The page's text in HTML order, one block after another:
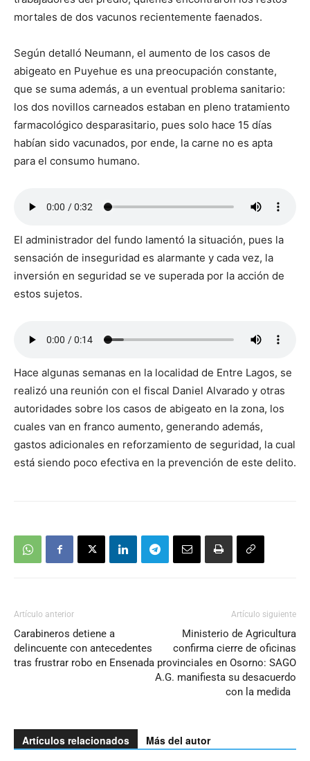
mortales de dos vacunos recientemente faenados.
Según detalló Neumann, el aumento de los casos de
abigeato en Puyehue es una preocupación constante,
que se suma además, a un eventual problema sanitario:
los dos novillos carneados estaban en pleno tratamiento
farmacológico desparasitario, pues solo hace 15 días
habían sido vacunados, por ende, la carne no es apta
para el consumo humano.
El administrador del fundo lamentó la situación, pues la
sensación de inseguridad es alarmante y cada vez, la
inversión en seguridad se ve superada por la acción de
estos sujetos.
Hace algunas semanas en la localidad de Entre Lagos, se
realizó una reunión con el fiscal Daniel Alvarado y otras
autoridades sobre los casos de abigeato en la zona, los
cuales van en franco aumento, generando además,
gastos adicionales en reforzamiento de seguridad, la cual
está siendo poco efectiva en la prevención de este delito.
Artículo anterior
Carabineros detiene a
delincuente con antecedentes
tras frustrar robo en Ensenada
Artículo siguiente
Ministerio de Agricultura
confirma cierre de oficinas
provinciales en Osorno: SAGO
A.G. manifiesta su desacuerdo
con la medida
Artículos relacionados Más del autor